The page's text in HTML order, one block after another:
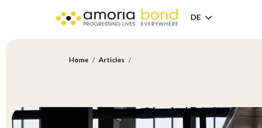
DE
Home Articles